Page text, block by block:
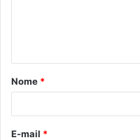
á
r
Nome *
E-mail *